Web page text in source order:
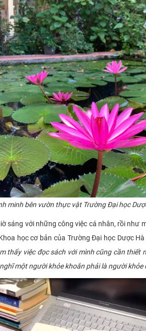
minh bên vườn thực vật Trường Đại học
với những công việc cá nhân, rồi như
học cơ bản của Trường Đại học Dược
thấy việc đọc sách với mình cũng cần
một người khỏe khoắn phải là người khỏe